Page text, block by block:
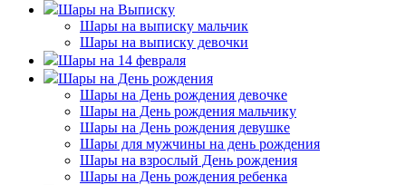
Шары на Выписку
Шары на выписку мальчик
Шары на выписку девочки
Шары на 14 февраля
Шары на День рождения
Шары на День рождения девочке
Шары на День рождения мальчику
Шары на День рождения девушке
Шары для мужчины на день рождения
Шары на взрослый День рождения
Шары на День рождения ребенка